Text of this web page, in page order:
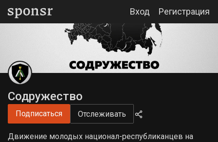
Вход Регистрация
Содружество
Подписаться Отслеживать
Движение молодых национал-республиканцев на